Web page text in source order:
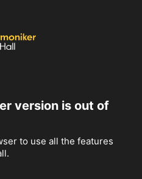
version is out of
to use all the features